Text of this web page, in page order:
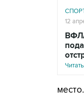
12
место.